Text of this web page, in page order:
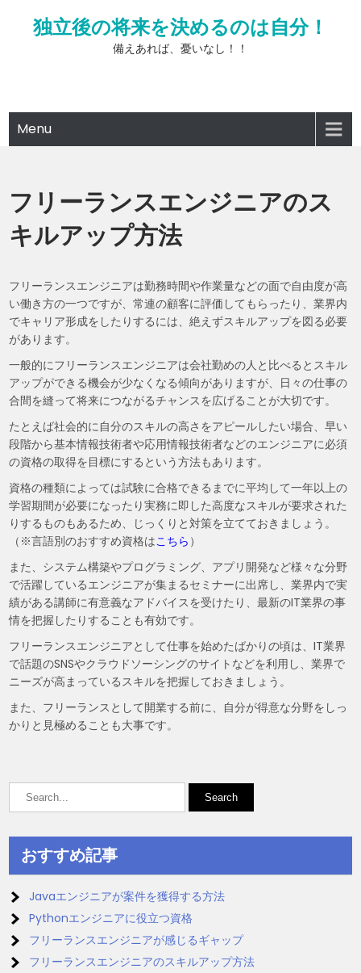
独立後の将来を決めるのは自分！
備えあれば、憂いなし！！
Menu
フリーランスエンジニアのス
キルアップ方法
フリーランスエンジニアは勤務時間や作業量などの面で自由度が高
い働き方の一つですが、常連の顧客に評価してもらったり、業界内
でキャリア形成をしたりするには、絶えずスキルアップを図る必要
があります。
一般的にフリーランスエンジニアは会社勤めの人と比べるとスキル
アップができる機会が少なくなる傾向がありますが、日々の仕事の
合間を縫って将来につながるチャンスを広げることが大切です。
たとえば社会的に自分のスキルの高さをアピールしたい場合、早い
段階から基本情報技術者や応用情報技術者などのエンジニアに必須
の資格の取得を目標にするという方法もあります。
資格の種類によっては試験に合格できるまでに平均して一年以上の
学習期間が必要になったり実務に即した高度なスキルが要求された
りするものもあるため、じっくりと対策を立てておきましょう。
（※言語別のおすすめ資格はこちら ）
また、システム構築やプログラミング、アプリ開発など様々な分野
で活躍しているエンジニアが集まるセミナーに出席し、業界内で実
績がある講師に有意義なアドバイスを受けたり、最新のIT業界の事
情を把握したりすることも有効です。
フリーランスエンジニアとして仕事を始めたばかりの頃は、IT業界
で話題のSNSやクラウドソーシングのサイトなどを利用し、業界で
ニーズが高まっているスキルを把握しておきましょう。
また、フリーランスとして開業する前に、自分が得意な分野をしっ
かりと見極めることも大事です。
おすすめ記事
Javaエンジニアが案件を獲得する方法
Pythonエンジニアに役立つ資格
フリーランスエンジニアが感じるギャップ
フリーランスエンジニアのスキルアップ方法